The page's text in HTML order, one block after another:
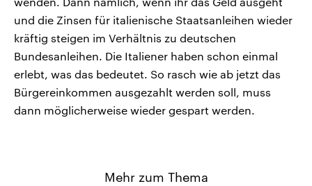
und die Zinsen für italienische Staatsanleihen wieder
kräftig steigen im Verhältnis zu deutschen
Bundesanleihen. Die Italiener haben schon einmal
erlebt, was das bedeutet. So rasch wie ab jetzt das
Bürgereinkommen ausgezahlt werden soll, muss
dann möglicherweise wieder gespart werden.
Mehr zum Thema